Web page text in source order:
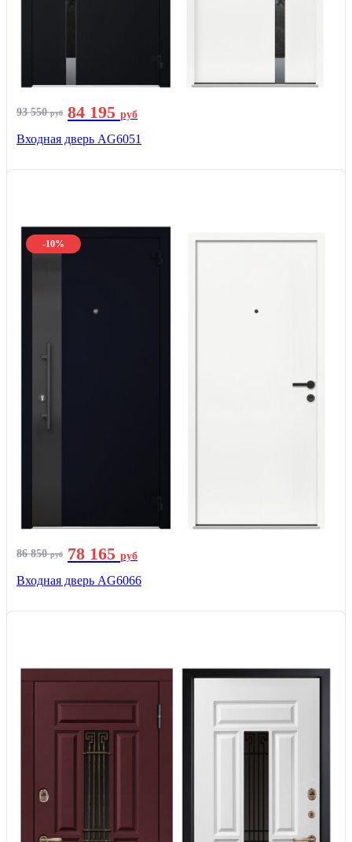
93 550руб 84 195 руб
Входная дверь AG6051
-10%
86 850руб 78 165 руб
Входная дверь AG6066